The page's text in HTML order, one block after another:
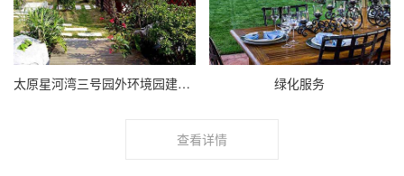
太原星河湾三号园外环境园建及水 绿化服务
查看详情